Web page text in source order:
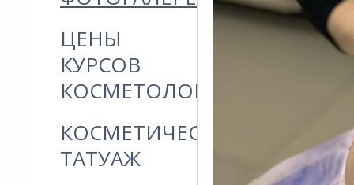
ЦЕНЫ
КУРСОВ
КОСМЕТОЛОГИИ
КОСМЕТИЧЕСКИЙ
ТАТУАЖ